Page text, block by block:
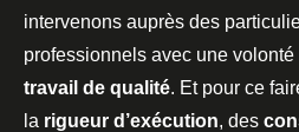
intervenons auprès des
professionnels avec une volonté
travail de qualité. Et pour ce
la rigueur d’exécution, des